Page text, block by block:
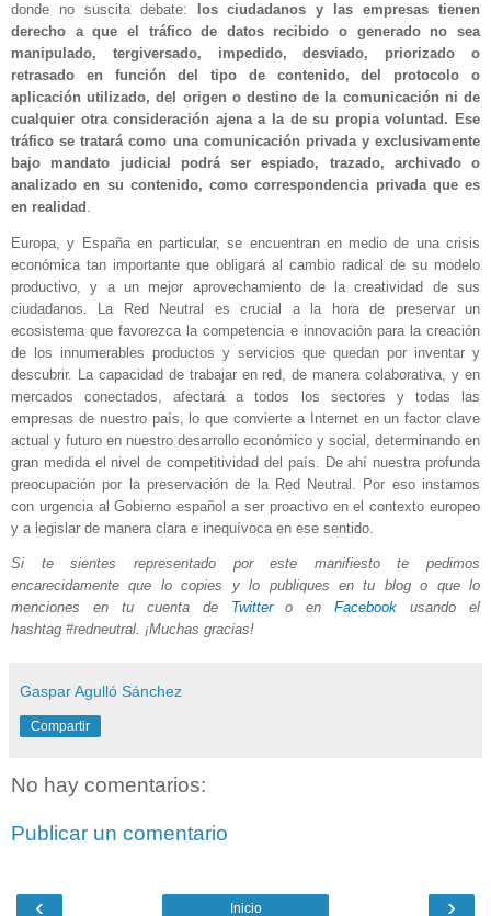
donde no suscita debate:
los ciudadanos y las empresas tienen
derecho a que el tráfico de datos recibido o generado no sea
manipulado, tergiversado, impedido, desviado, priorizado o
retrasado en función del tipo de contenido, del protocolo o
aplicación utilizado, del origen o destino de la comunicación ni de
cualquier otra consideración ajena a la de su propia voluntad. Ese
tráfico se tratará como una comunicación privada y exclusivamente
bajo mandato judicial podrá ser espiado, trazado, archivado o
analizado en su contenido, como correspondencia privada que es
en realidad
Europa, y España en particular, se encuentran en medio de una crisis
económica tan importante que obligará al cambio radical de su modelo
productivo, y a un mejor aprovechamiento de la creatividad de sus
ciudadanos. La Red Neutral es crucial a la hora de preservar un
ecosistema que favorezca la competencia e innovación para la creación
de los innumerables productos y servicios que quedan por inventar y
descubrir. La capacidad de trabajar en red, de manera colaborativa, y en
mercados conectados, afectará a todos los sectores y todas las
empresas de nuestro país, lo que convierte a Internet en un factor clave
actual y futuro en nuestro desarrollo económico y social, determinando en
gran medida el nivel de competitividad del país. De ahí nuestra profunda
preocupación por la preservación de la Red Neutral. Por eso instamos
con urgencia al Gobierno español a ser proactivo en el contexto europeo
y a legislar de manera clara e inequívoca en ese sentido.
Si te sientes representado por este manifiesto te pedimos
encarecidamente que lo copies y lo publiques en tu blog o que lo
menciones en tu cuenta de Twittero enFacebook usando el
hashtag #redneutral. ¡Muchas gracias!
Gaspar Agulló Sánchez
Compartir
No hay comentarios:
Publicar un comentario
‹ ›
Inicio